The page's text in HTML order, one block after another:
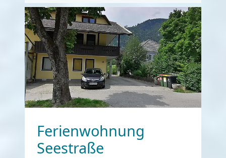
Ferienwohnung
Seestraße